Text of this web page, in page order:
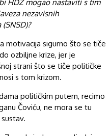
HDZ mogao nastaviti s tim
nezavisnih
motivacija sigurno što se tiče
ozbiljne krize, jer je
strani što se tiče političke
s tom krizom.
političkim putem, recimo
Čoviću, ne mora se tu